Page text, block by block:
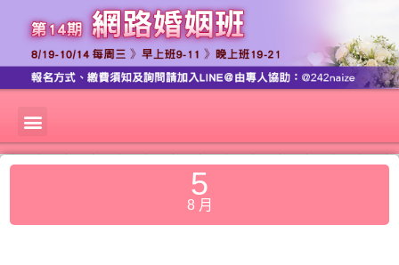
5
8 月